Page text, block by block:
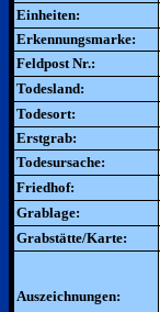
Einheiten:
Erkennungsmarke:
Feldpost Nr.:
Todesland:
Todesort:
Erstgrab:
Todesursache:
Friedhof:
Grablage:
Grabstätte/Karte:
Auszeichnungen: